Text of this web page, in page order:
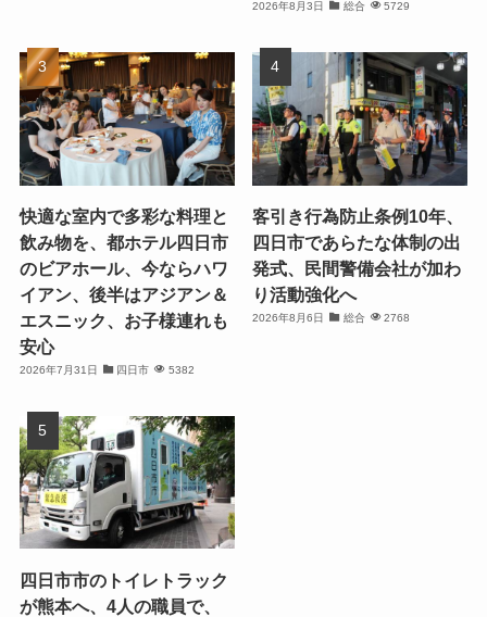
2026年8月3日 総合 5729
快適な室内で多彩な料理と
飲み物を、都ホテル四日市
のビアホール、今ならハワ
イアン、後半はアジアン＆
エスニック、お子様連れも
安心
2026年7月31日 四日市 5382
客引き行為防止条例10年、
四日市であらたな体制の出
発式、民間警備会社が加わ
り活動強化へ
2026年8月6日 総合 2768
四日市市のトイレトラック
が熊本へ、4人の職員で、